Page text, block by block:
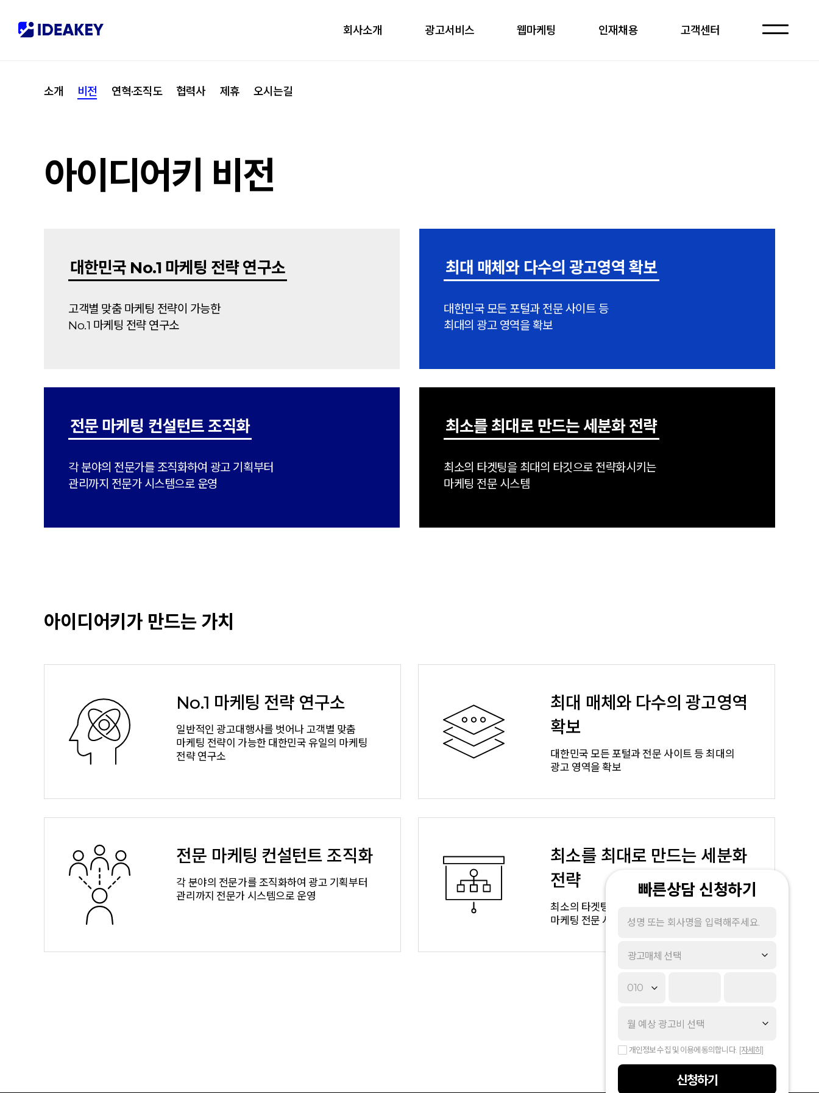
자주 묻는 질문
회사소개 광고서비스 웹마케팅 인재채용 고객센터
빠른상담 신청하기
광고매체 선택
개인정보 수집 및 이용에 동의합니다. [자세히]
신청하기
소개 비전 연혁·조직도 협력사 제휴 오시는길
아이디어키 비전
대한민국 No.1 마케팅 전략 연구소
고객별 맞춤 마케팅 전략이 가능한
No.1 마케팅 전략 연구소
최대 매체와 다수의 광고영역 확보
대한민국 모든 포털과 전문 사이트 등
최대의 광고 영역을 확보
전문 마케팅 컨설턴트 조직화
각 분야의 전문가를 조직화하여 광고 기획부터
관리까지 전문가 시스템으로 운영
최소를 최대로 만드는 세분화 전략
최소의 타겟팅을 최대의 타깃으로 전략화시키는
마케팅 전문 시스템
아이디어키가 만드는 가치
No.1 마케팅 전략 연구소
일반적인 광고대행사를 벗어나 고객별 맞춤
마케팅 전략이 가능한 대한민국 유일의 마케팅
전략 연구소
최대 매체와 다수의 광고영역
확보
대한민국 모든 포털과 전문 사이트 등 최대의
광고 영역을 확보
전문 마케팅 컨설턴트 조직화
각 분야의 전문가를 조직화하여 광고 기획부터
관리까지 전문가 시스템으로 운영
최소를 최대로 만드는 세분화
전략
최소의 타겟팅을 최대의 타깃으로 전략화시키는
마케팅 전문 시스템